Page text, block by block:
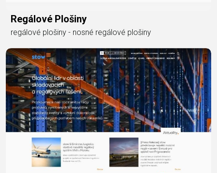
Regálové Plošiny
regálové plošiny - nosné regálové plošiny